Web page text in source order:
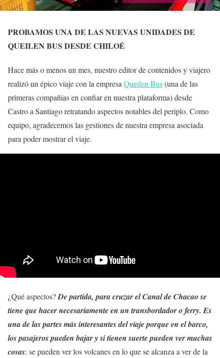
PROBAMOS UNA DE LAS NUEVAS UNIDADES DE
QUEILEN BUS DESDE CHILOÉ
Hace más o menos un mes, nuestro editor de contenidos y viajero
realizó un épico viaje con la empresaQueilen Bus(una de las
primeras compañías en confiar en nuestra plataforma) desde
Castro a Santiago retratando aspectos notables del periplo. Como
equipo, agradecemos las gestiones de nuestra empresa asociada
para poder mostrar el viaje.
¿Qué aspectos?De partida, para cruzar el Canal de Chacao se
tiene que hacer necesariamente en un transbordador o ferry. Es
una de las partes más interesantes del viaje porque en el barco,
los pasajeros pueden bajar y si tienen suerte pueden ver muchas
cosas: se pueden ver los volcanes en lo que se alcanza a ver de la